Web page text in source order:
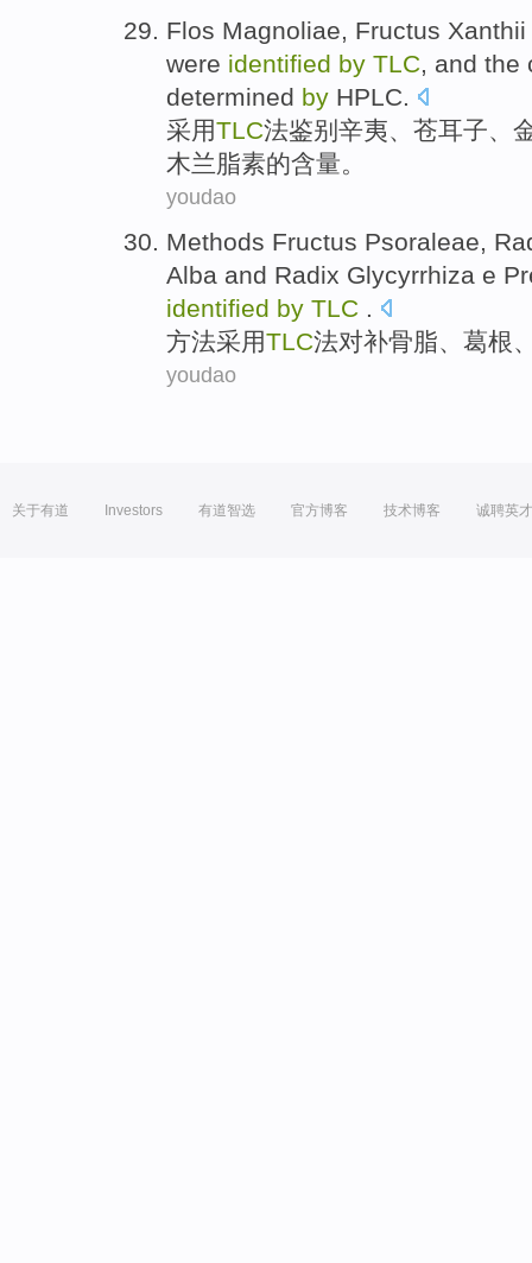
Flos Magnoliae, Fructus Xanthii
were identified by TLC, and the
determined by HPLC.
采用TLC法鉴别 辛夷、 苍耳子、
木兰脂素的含量。
youdao
Methods Fructus Psoraleae,
Alba and Radix Glycyrrhiza e
identified by TLC .
方法采用TLC法对补骨脂、 葛根
youdao
关于有道 Investors 有道智选 官方博客 技术博客 诚聘英才